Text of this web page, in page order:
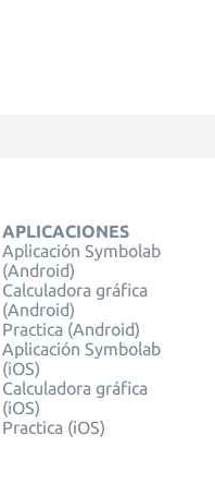
APLICACIONES
Aplicación Symbolab
(Android)
Calculadora gráfica
(Android)
Practica (Android)
Aplicación Symbolab
(iOS)
Calculadora gráfica
(iOS)
Practica (iOS)